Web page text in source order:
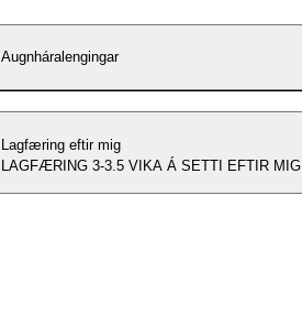
Augnháralengingar
Lagfæring eftir mig
LAGFÆRING 3-3.5 VIKA Á SETTI EFTIR MIG